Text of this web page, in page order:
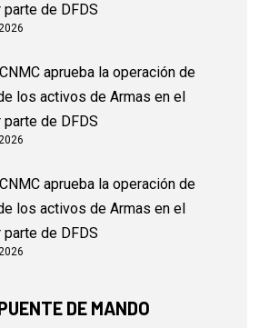
de DFDS
aprueba la operación de
los activos de Armas en el
de DFDS
aprueba la operación de
los activos de Armas en el
de DFDS
DE MANDO